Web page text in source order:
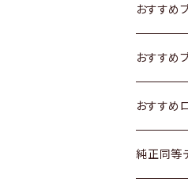
日産
いすゞ
ダイハツ
マツダ
スズキ
日産
いすゞ
ダイハツ
スズキ
日産
いすゞ
ダイハツ
トヨタ
ホンダ
スズキ
日産
おすすめ
トヨタ
ホンダ
スズキ
おすすめ
トヨタ
日産
おすすめ
トヨタ
純正同等